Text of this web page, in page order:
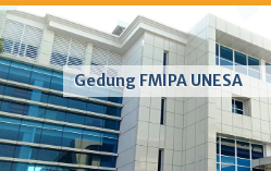
Gedung FMIPA UNESA